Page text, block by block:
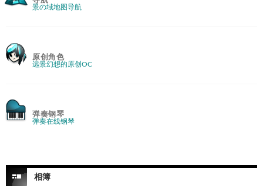
景の域地图导航
原创角色
远景幻想的原创OC
弹奏钢琴
弹奏在线钢琴
相簿